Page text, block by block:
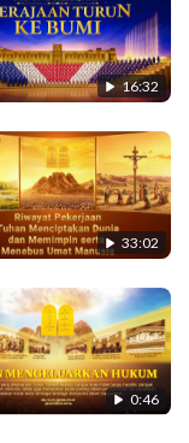
16:32
33:02
0:46